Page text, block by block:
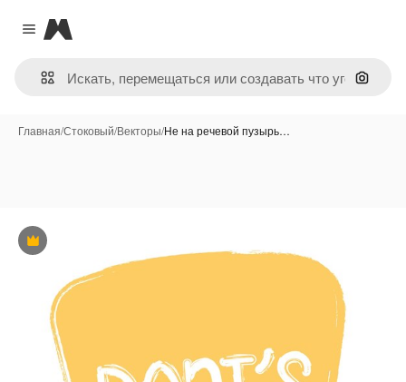
Close menu
Magnific
Поиск
Главная/Стоковый/Векторы/Не на речевой пузырь…
Премиум